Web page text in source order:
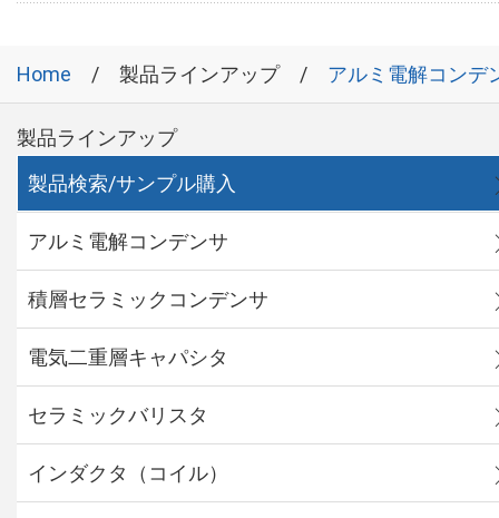
Home 製品ラインアップ アルミ電解コンデ
製品ラインアップ
製品検索/サンプル購入
アルミ電解コンデンサ
積層セラミックコンデンサ
電気二重層キャパシタ
セラミックバリスタ
インダクタ（コイル）